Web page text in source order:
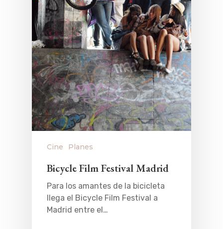
Cine Planes
Bicycle Film Festival Madrid
Para los amantes de la bicicleta
llega el Bicycle Film Festival a
Madrid entre el…